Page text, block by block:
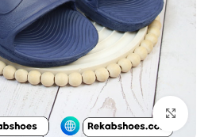
بزرگنمایی تصویر